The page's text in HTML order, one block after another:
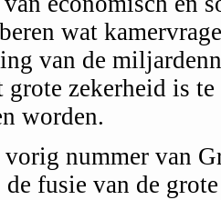
wat
van de
grote zekerheid is
worden.
nummer van
fusie van de